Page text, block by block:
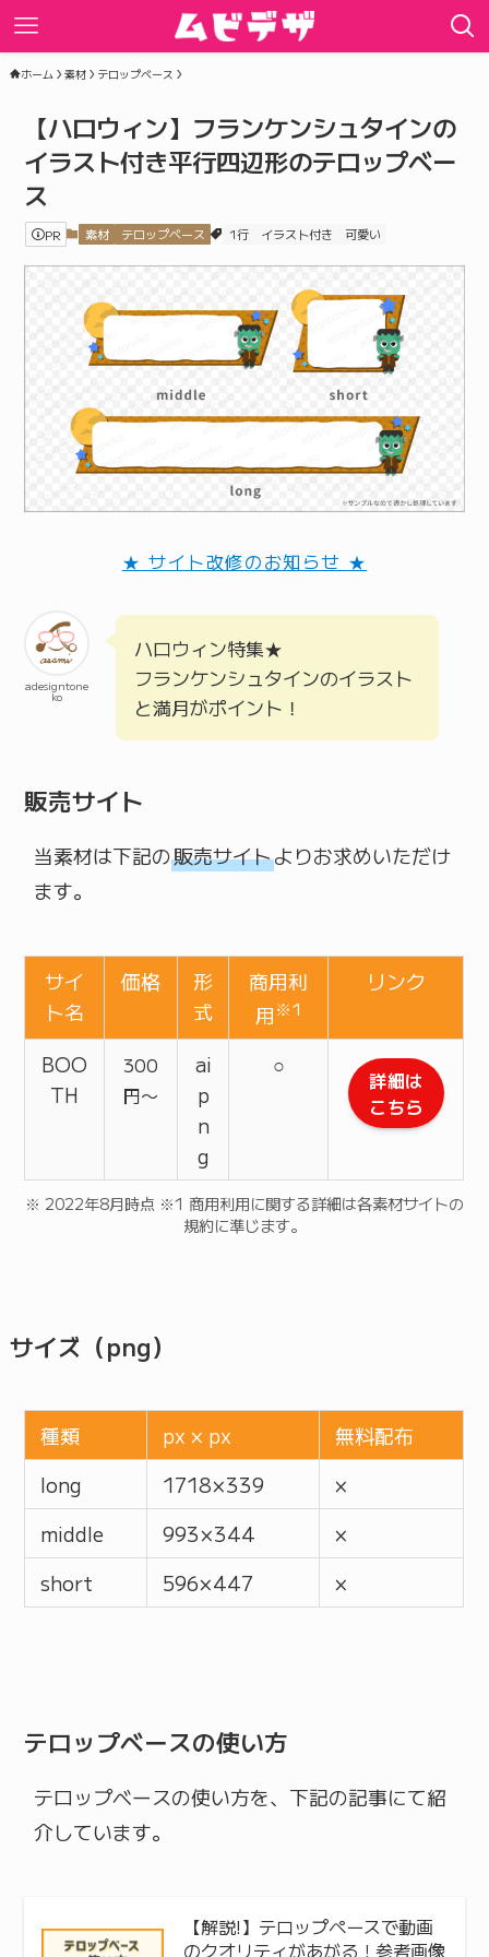
ホーム 素材 テロップベース
【ハロウィン】フランケンシュタインの
イラスト付き平行四辺形のテロップベー
ス
PR 素材 テロップベース 1行 イラスト付き 可愛い
★ サイト改修のお知らせ ★
adesigntone
ko
ハロウィン特集★
フランケンシュタインのイラスト
と満月がポイント！
販売サイト
当素材は下記の販売サイトよりお求めいただけ
ます。
サイ
ト名
価格
形
式
商用利
用※1
リンク
BOO
TH
300
円〜
ai
p
n
g
○
詳細は
こちら
※ 2022年8月時点 ※1 商用利用に関する詳細は各素材サイトの
規約に準じます。
サイズ（png）
種類 px × px
無料配布
long
1718 × 339
×
middle
993 × 344
×
short
596 × 447 ×
テロップベースの使い方
テロップベースの使い方を、下記の記事にて紹
介しています。
【解説!】テロップペースで動画
のクオリティがあがる！参考画像